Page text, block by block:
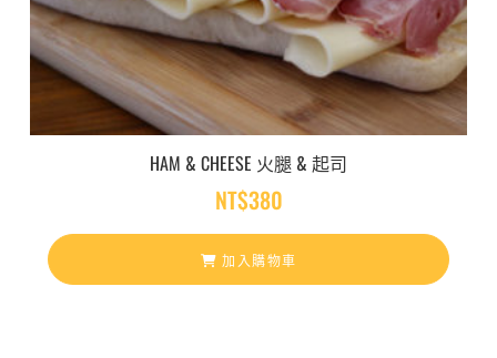
HAM & CHEESE 火腿 & 起司
NT$380
加入購物車